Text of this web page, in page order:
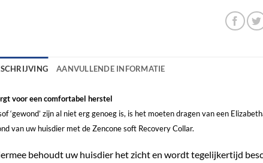
AANVULLENDE INFORMATIE
voor een comfortabel herstel
‘gewond’ zijn al niet erg genoeg is, is het moeten dragen van een
van uw huisdier met de Zencone soft Recovery Collar.
behoudt uw huisdier het zicht en wordt tegelijkertijd